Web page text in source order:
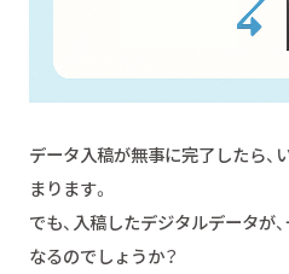
データ入稿が無事に完了したら
まります。
でも、入稿したデジタルデータが
なるのでしょうか？